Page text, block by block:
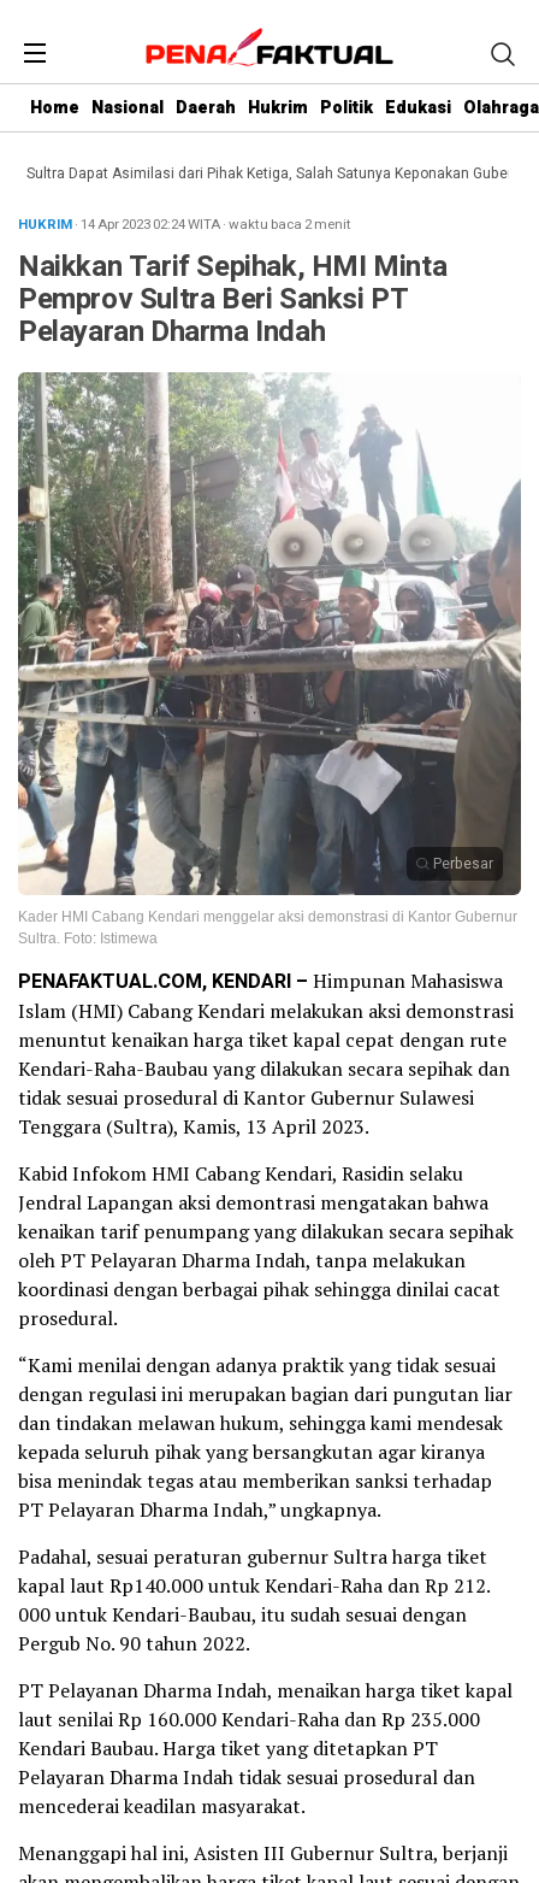
Home Nasional Daerah Hukrim Politik Edukasi Olahraga
Dapat Asimilasi dari Pihak Ketiga, Salah Satunya Keponakan Gubernur
HUKRIM· 14 Apr 202302:24WITA·waktu baca 2 menit
Naikkan Tarif Sepihak, HMI Minta
Pemprov Sultra Beri Sanksi PT
Pelayaran Dharma Indah
Perbesar
Kader HMI Cabang Kendari menggelar aksi demonstrasi di Kantor Gubernur
Sultra. Foto: Istimewa
PENAFAKTUAL.COM, KENDARI – Himpunan Mahasiswa
Islam (HMI) Cabang Kendari melakukan aksi demonstrasi
menuntut kenaikan harga tiket kapal cepat dengan rute
Kendari-Raha-Baubau yang dilakukan secara sepihak dan
tidak sesuai prosedural di Kantor Gubernur Sulawesi
Tenggara (Sultra), Kamis, 13 April 2023.
Kabid Infokom HMI Cabang Kendari, Rasidin selaku
Jendral Lapangan aksi demontrasi mengatakan bahwa
kenaikan tarif penumpang yang dilakukan secara sepihak
oleh PT Pelayaran Dharma Indah, tanpa melakukan
koordinasi dengan berbagai pihak sehingga dinilai cacat
prosedural.
“Kami menilai dengan adanya praktik yang tidak sesuai
dengan regulasi ini merupakan bagian dari pungutan liar
dan tindakan melawan hukum, sehingga kami mendesak
kepada seluruh pihak yang bersangkutan agar kiranya
bisa menindak tegas atau memberikan sanksi terhadap
PT Pelayaran Dharma Indah,” ungkapnya.
Padahal, sesuai peraturan gubernur Sultra harga tiket
kapal laut Rp140.000 untuk Kendari-Raha dan Rp 212.
000 untuk Kendari-Baubau, itu sudah sesuai dengan
Pergub No. 90 tahun 2022.
PT Pelayanan Dharma Indah, menaikan harga tiket kapal
laut senilai Rp 160.000 Kendari-Raha dan Rp 235.000
Kendari Baubau. Harga tiket yang ditetapkan PT
Pelayaran Dharma Indah tidak sesuai prosedural dan
mencederai keadilan masyarakat.
Menanggapi hal ini, Asisten III Gubernur Sultra, berjanji